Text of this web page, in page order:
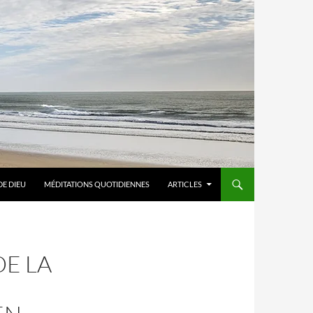
DIEU MÉDITATIONS QUOTIDIENNES ARTICLES
LA